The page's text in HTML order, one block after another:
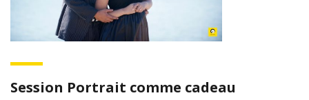
Session Portrait comme cadeau